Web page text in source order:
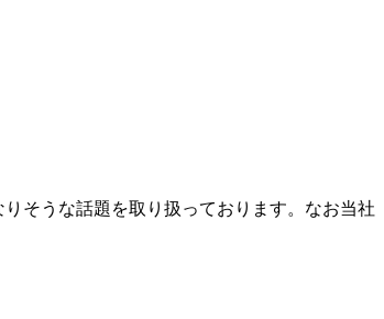
そうな話題を取り扱っております。なお当社